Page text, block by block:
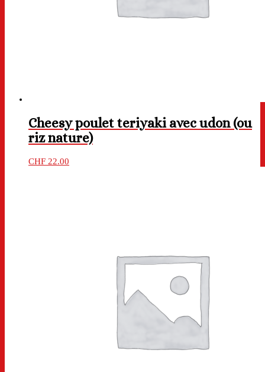
Cheesy poulet teriyaki avec udon (ou
riz nature)
CHF 22.00